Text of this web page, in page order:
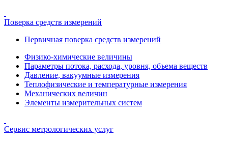
Поверка средств измерений
Первичная поверка средств измерений
Физико-химические величины
Параметры потока, расхода, уровня, объема веществ
Давление, вакуумные измерения
Теплофизические и температурные измерения
Механических величин
Элементы измерительных систем
Сервис метрологических услуг